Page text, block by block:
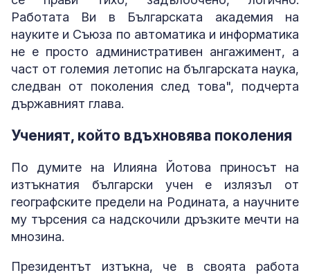
Работата Ви в Българската академия на
науките и Съюза по автоматика и информатика
не е просто административен ангажимент, а
част от големия летопис на българската наука,
следван от поколения след това", подчерта
държавният глава.
Ученият, който вдъхновява поколения
По думите на Илияна Йотова приносът на
изтъкнатия български учен е излязъл от
географските предели на Родината, а научните
му търсения са надскочили дръзките мечти на
мнозина.
Президентът изтъкна, че в своята работа